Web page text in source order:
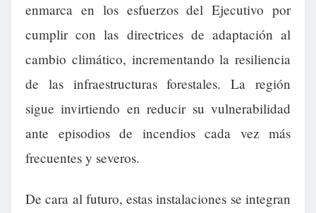
enmarca en los esfuerzos del Ejecutivo por
cumplir con las directrices de adaptación al
cambio climático, incrementando la resiliencia
de las infraestructuras forestales. La región
sigue invirtiendo en reducir su vulnerabilidad
ante episodios de incendios cada vez más
frecuentes y severos.
De cara al futuro, estas instalaciones se integran